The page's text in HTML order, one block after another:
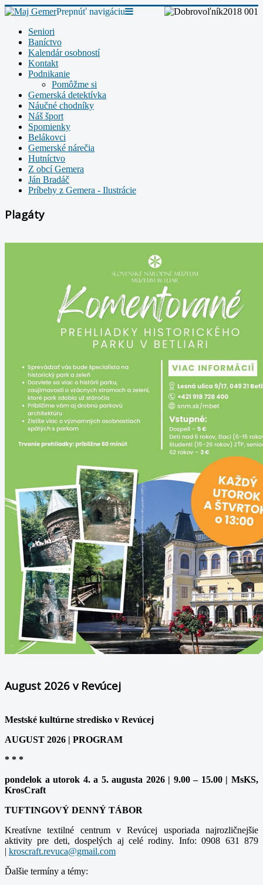
Prepnúť navigáciu
Seniori
Baníctvo
Kalendár osobností
Kontakt
Podnikanie
Pomôžme si
Gemerská detektívka
Náučné chodníky
Náš šport
Spomienky
Belákovci
Gemerské nárečia
Hutníctvo
Z obcí Gemera
Ján Bradáč
Príbehy z Gemera - Ilustrácie
Plagáty
August 2026 v Revúcej
Mestské kultúrne stredisko v Revúcej
AUGUST 2026 | PROGRAM
* * *
pondelok a utorok 4. a 5. augusta 2026 | 9.00 – 15.00 | MsKS,
KrosCraft
TUFTINGOVÝ DENNÝ TÁBOR
Kreatívne textilné centrum v Revúcej usporiada najrozličnejšie
aktivity pre deti, dospelých aj celé rodiny. Info: 0908 631 879
| kroscraft.revuca@gmail.com
Ďalšie termíny a témy: